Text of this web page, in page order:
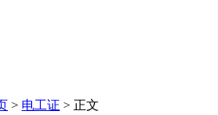
> 电工证 > 正文